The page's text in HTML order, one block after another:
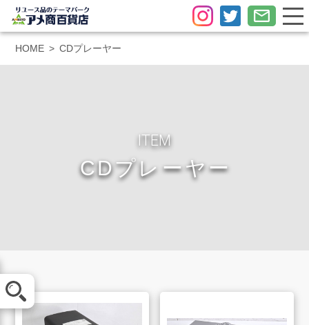
LINE査定
HOME CDプレーヤー
ITEM
CDプレーヤー